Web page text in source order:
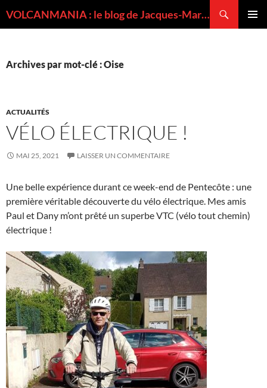
VOLCANMANIA : le blog de Jacques-Marie BARDINTZEFF, volcanologue
Archives par mot-clé : Oise
ACTUALITÉS
VÉLO ÉLECTRIQUE !
MAI 25, 2021 LAISSER UN COMMENTAIRE
Une belle expérience durant ce week-end de Pentecôte : une
première véritable découverte du vélo électrique. Mes amis
Paul et Dany m’ont prêté un superbe VTC (vélo tout chemin)
électrique !